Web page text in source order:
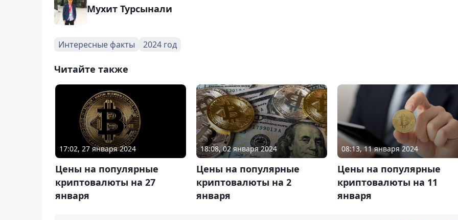
Мухит Турсынали
Интересные факты 2024 год
Читайте также
17:02, 27 января 2024
Цены на популярные
криптовалюты на 27
января
18:08, 02 января 2024
Цены на популярные
криптовалюты на 2
января
08:13, 11 января 2024
Цены на популярные
криптовалюты на 11
января